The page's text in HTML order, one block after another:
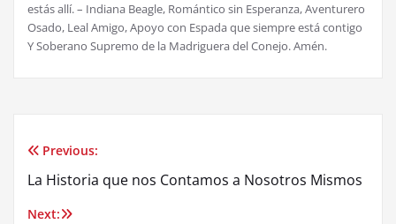
estás allí. – Indiana Beagle, Romántico sin Esperanza, Aventurero
Osado, Leal Amigo, Apoyo con Espada que siempre está contigo
Y Soberano Supremo de la Madriguera del Conejo. Amén.
Post
navigation
Previous:
La Historia que nos Contamos a Nosotros Mismos
Next: